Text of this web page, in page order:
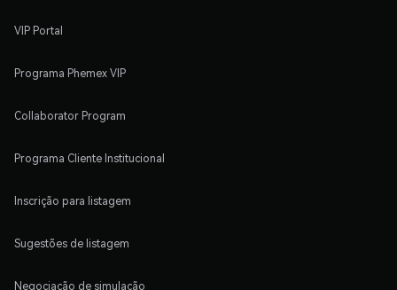
VIP Portal
Programa Phemex VIP
Collaborator Program
Programa Cliente Institucional
Inscrição para listagem
Sugestões de listagem
Negociação de simulação